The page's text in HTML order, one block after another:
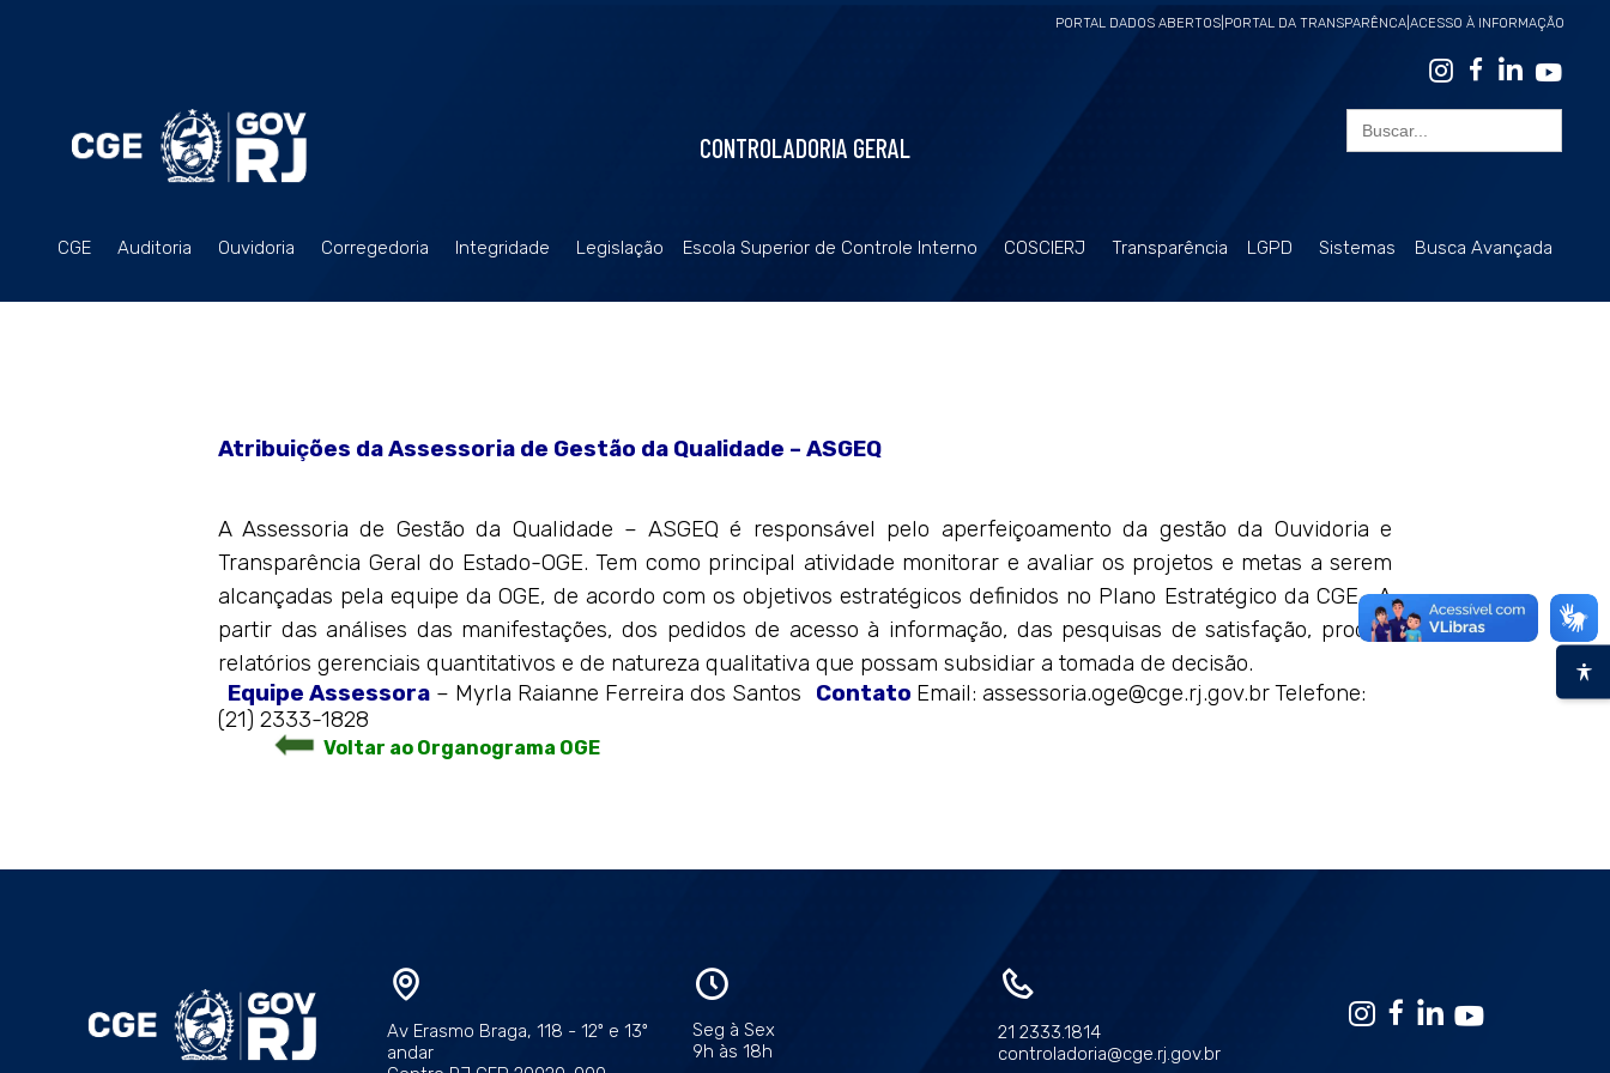
PORTAL DADOS ABERTOS PORTAL DA TRANSPARÊNCA ACESSO À INFORMAÇÃO
CONTROLADORIA GERAL
Search
for:
CGE Auditoria Ouvidoria Corregedoria Integridade Legislação Escola Superior de Controle Interno COSCIERJ Transparência LGPD Sistemas Busca Avançada
Atribuições da Assessoria de Gestão da Qualidade – ASGEQ
A Assessoria de Gestão da Qualidade – ASGEQ é responsável pelo aperfeiçoamento da gestão da Ouvidoria e
Transparência Geral do Estado-OGE. Tem como principal atividade monitorar e avaliar os projetos e metas a serem
alcançadas pela equipe da OGE, de acordo com os objetivos estratégicos definidos no Plano Estratégico da CGE. A
partir das análises das manifestações, dos pedidos de acesso à informação, das pesquisas de satisfação, produz
relatórios gerenciais quantitativos e de natureza qualitativa que possam subsidiar a tomada de decisão.
Equipe Assessora – Myrla Raianne Ferreira dos Santos Contato Email: assessoria.oge@cge.rj.gov.brTelefone:
(21) 2333-1828
Voltar ao Organograma OGE
Av Erasmo Braga, 118 - 12º e 13º
andar
Seg à Sex
9h às 18h
21 2333.1814
controladoria@cge.rj.gov.br